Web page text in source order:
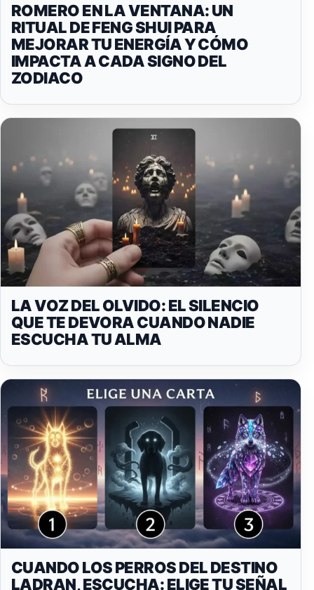
ROMERO EN LA VENTANA: UN
RITUAL DE FENG SHUI PARA
MEJORAR TU ENERGÍA Y CÓMO
IMPACTA A CADA SIGNO DEL
ZODIACO
LA VOZ DEL OLVIDO: EL SILENCIO
QUE TE DEVORA CUANDO NADIE
ESCUCHA TU ALMA
CUANDO LOS PERROS DEL DESTINO
LADRAN, ESCUCHA: ELIGE TU SEÑAL